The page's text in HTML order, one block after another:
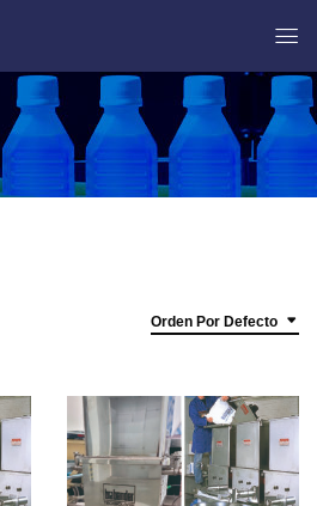
Orden Por Defecto